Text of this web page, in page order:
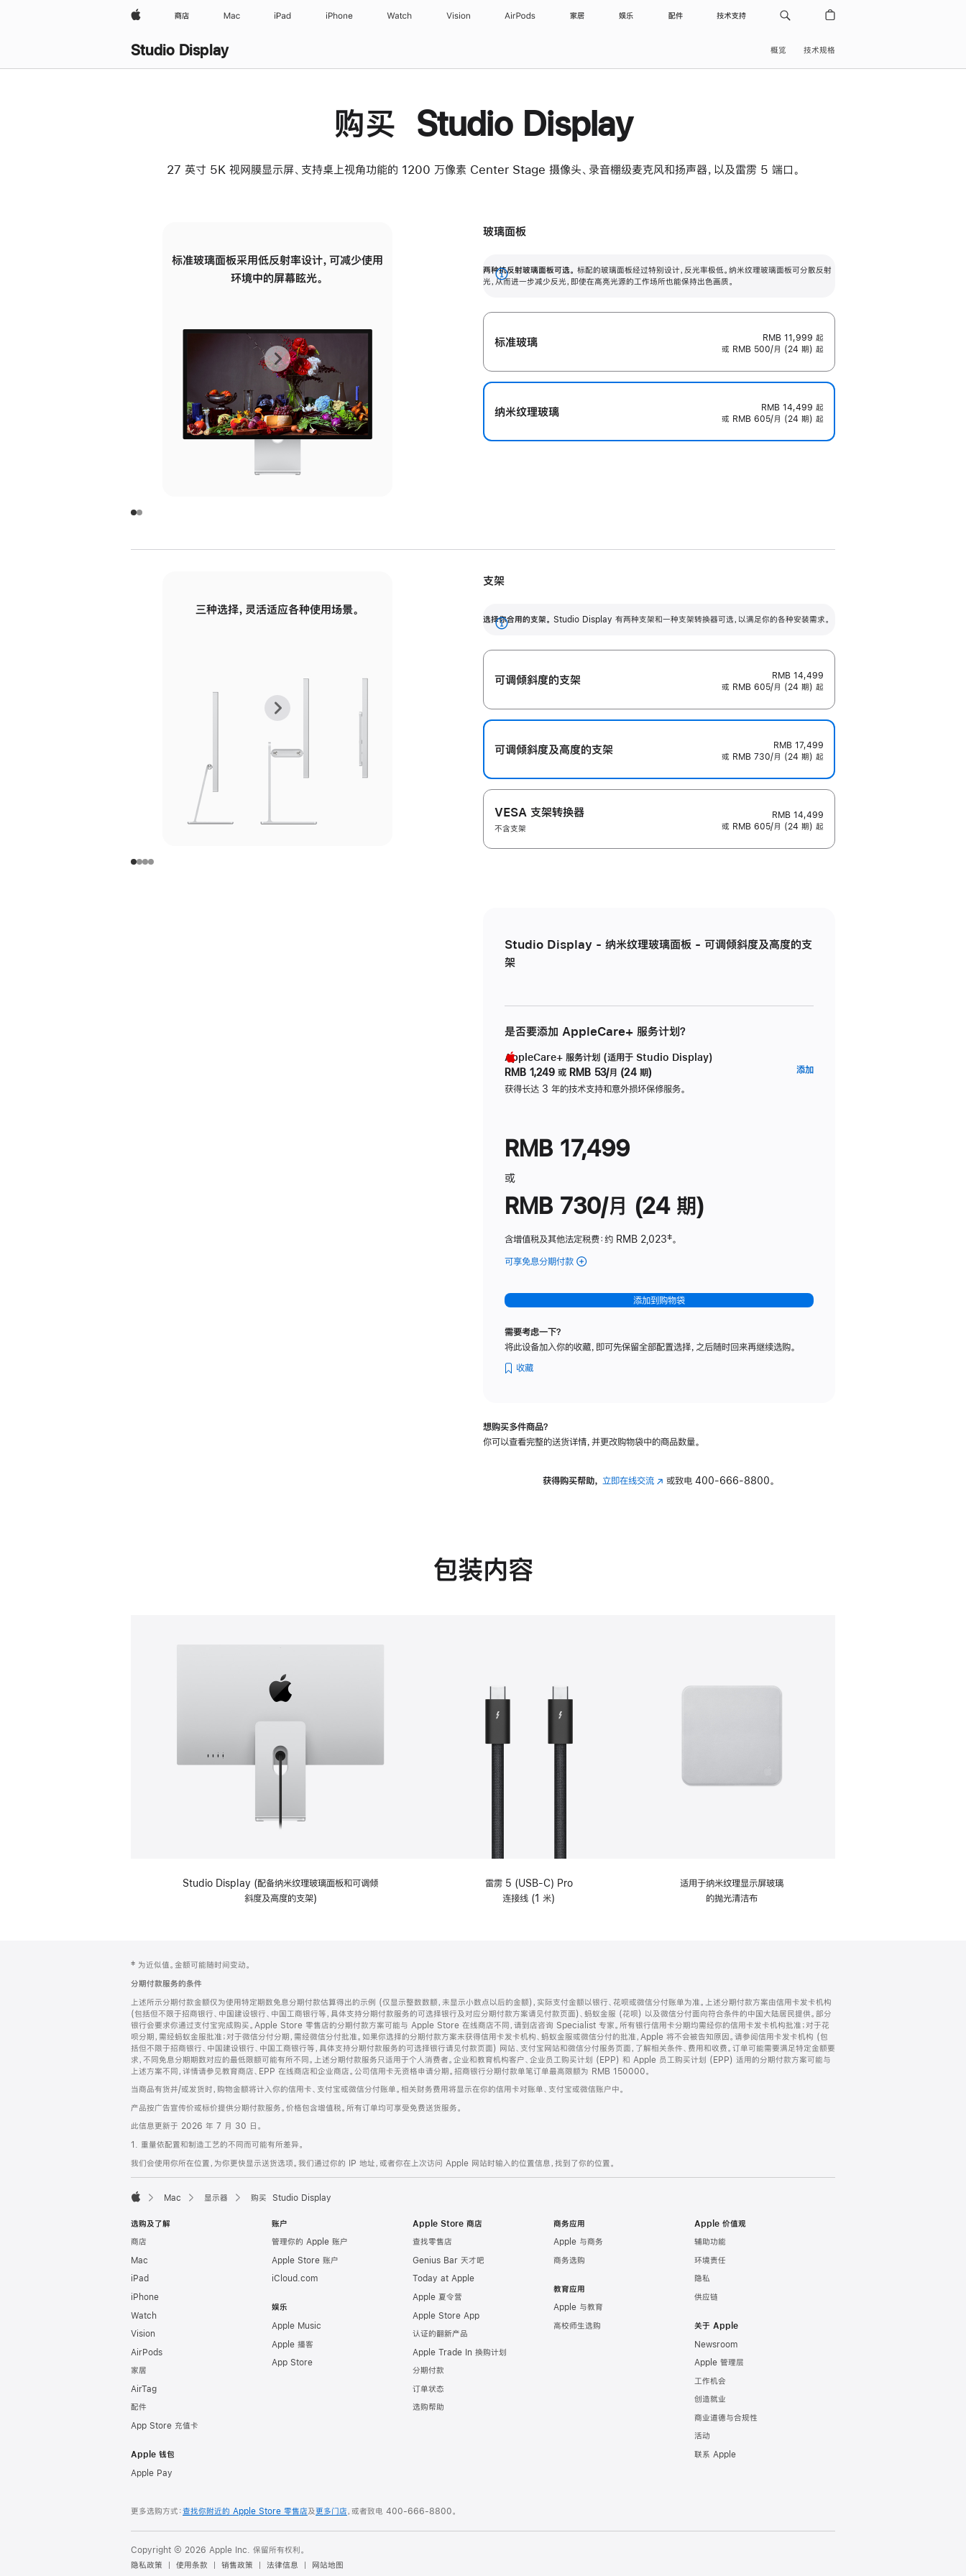
Apple 商店 Mac iPad iPhone Watch Vision AirPods 家居 娱乐 配件 技术支持
Studio Display 概览 技术规格
购买 Studio Display
27 英寸 5K 视网膜显示屏、支持桌上视角功能的 1200 万像素 Center Stage 摄像头、录音棚级麦克风和扬声器，以及雷雳 5 端口。
标准玻璃面板采用低反射率设计，可减少使用
环境中的屏幕眩光。
有高亮光源的场所使用，也能保持出色画质。
上
一
张
图
面
下
一
张
图
面
玻璃面板
两种抗反射玻璃面板可选。 标配的玻璃面板经过特别设计，反光率极低。纳米纹理玻璃面板可分散反射
光，从而进一步减少反光，即使在高亮光源的工作场所也能保持出色画质。
展
标准玻璃 RMB 11,999 起
或 RMB 500/月 (24 期) 起
纳米纹理玻璃 RMB 14,499 起
或 RMB 605/月 (24 期) 起
三种选择，灵活适应各种使用场景。
调节范围。
毫米的高度调节范围。
上
张
下
张
支架
选择你合用的支架。 Studio Display 有两种支架和一种支架转换器可选，以满足你的各种安装需求。
展
开
可调倾斜度的支架
RMB 14,499
或 RMB 605/月 (24 期) 起
可调倾斜度及高‍度的支‍架
RMB 17,499
或 RMB 730/月 (24 期) 起
VESA 支架转换器
不含支架
RMB 14,499
或 RMB 605/月 (24 期) 起
Studio Display - 纳米纹理玻璃面板 - 可调倾斜度及高度的支
架
是否要添加 AppleCare+ 服务计划？
AppleCare+ 服务计划 (适用于 Studio Display)
RMB 1,249 或 RMB 53/月 (24 期)
获得长达 3 年的技术支持和意外损坏保修服务。
添加
RMB 17,499
或
RMB 730/月 (24 期)
含增值税及其他法定税费：约 RMB 2,023脚
‡。
可享免息分期付款 (Studio
-
纳
理
可
斜
添加到购物袋
需要考虑一下？
将此设备加入你的收藏，即可先保留全部配置选择，之后随时回来再继续选购。
收藏
想购买多件商品？
你可以查看完整的送货详情，并更改购物袋中的商品数量。
获得购买帮助， 立即在线交流(在 或致电400-666-8800。
包装内容
Studio Display (配备纳米纹理玻璃面板和可调倾
斜度及高度的支架)
雷雳 5 (USB-C) Pro
连接线 (1 米)
适用于纳米纹理显示屏玻璃
的抛光清洁布
页
脚
注
‡ 为近似值。金额可能随时间变动。
分期付款服务的条件
上述所示分期付款金额仅为使用特定期数免息分期付款估算得出的示例 (仅显示整数数额，未显示小数点以后的金额)，实际支付金额以银行、花呗或微信分付账单为准。上述分期付款方案由信用卡发卡机构
(包括但不限于招商银行、中国建设银行、中国工商银行等，具体支持分期付款服务的可选择银行及对应分期付款方案请见付款页面)、蚂蚁金服 (花呗) 以及微信分付面向符合条件的中国大陆居民提供。部分
银行会要求你通过支付宝完成购买。Apple Store 零售店的分期付款方案可能与 Apple Store 在线商店不同，请到店咨询 Specialist 专家。所有银行信用卡分期均需经你的信用卡发卡机构批准；对于花
呗分期，需经蚂蚁金服批准；对于微信分付分期，需经微信分付批准。如果你选择的分期付款方案未获得信用卡发卡机构、蚂蚁金服或微信分付的批准，Apple 将不会被告知原因。请参阅信用卡发卡机构 (包
括但不限于招商银行、中国建设银行、中国工商银行等，具体支持分期付款服务的可选择银行请见付款页面) 网站、支付宝网站和微信分付服务页面，了解相关条件、费用和收费。订单可能需要满足特定金额要
求，不同免息分期期数对应的最低限额可能有所不同。上述分期付款服务只适用于个人消费者。企业和教育机构客户、企业员工购买计划 (EPP) 和 Apple 员工购买计划 (EPP) 适用的分期付款方案可能与
上述方案不同，详情请参见教育商店、EPP 在线商店和企业商店。公司信用卡无资格申请分期。招商银行分期付款单笔订单最高限额为 RMB 150000。
当商品有货并/或发货时，购物金额将计入你的信用卡、支付宝或微信分付账单。相关财务费用将显示在你的信用卡对账单、支付宝或微信账户中。
产品按广告宣传价或标价提供分期付款服务。价格包含增值税。所有订单均可享受免费送货服务。
此信息更新于 2026 年 7 月 30 日。
1. 重量依配置和制造工艺的不同而可能有所差异。
我们会使用你所在位置，为你更快显示送货选项。我们通过你的 IP 地址，或者你在上次访问 Apple 网站时输入的位置信息，找到了你的位置。
Mac 显示器 购买 Studio Display
选购及了解
商店
Mac
iPad
iPhone
Watch
Vision
AirPods
家居
AirTag
配件
App Store 充值卡
Apple 钱包
Apple Pay
账户
管理你的 Apple 账户
Apple Store 账户
iCloud.com
娱乐
Apple Music
Apple 播客
App Store
Apple Store 商店
查找零售店
Genius Bar 天才吧
Today at Apple
Apple 夏令营
Apple Store App
认证的翻新产品
Apple Trade In 换购计划
分期付款
订单状态
选购帮助
商务应用
Apple 与商务
商务选购
教育应用
Apple 与教育
高校师生选购
Apple 价值观
辅助功能
环境责任
隐私
供应链
关于 Apple
Newsroom
Apple 管理层
工作机会
创造就业
商业道德与合规性
活动
联系 Apple
更多选购方式：查找你附近的 Apple Store 零售店及更多门店，或者致电 400-666-8800。
Copyright © 2026 Apple Inc. 保留所有权利。
隐私政策
使用条款 销售政策 法律信息 网站地图